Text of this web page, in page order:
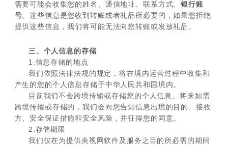
需要可能会收集您的姓名、通信地址、联系方式、银行账
号。这些信息是您收到转账或者礼品所必要的，如果您拒绝
提供这些信息，我们将可能无法向您转账或发放礼品。
三、个人信息的存储
1.信息存储的地点
我们依照法律法规的规定，将在境内运营过程中收集和
产生的您的个人信息存储于中华人民共和国境内。
目前我们不会跨境传输或存储您的个人信息。将来如需
跨境传输或存储的，我们会向您告知信息出境的目的、接收
方、安全保证措施和安全风险，并征得您的同意。
2.存储期限
我们仅在为提供央视网软件及服务之目的所必需的期间